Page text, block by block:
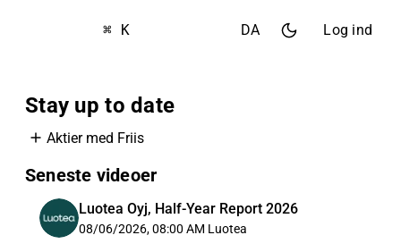
⌘ K DA Log ind
Stay up to date
Aktier med Friis
Seneste videoer
Luotea Oyj, Half-Year Report 2026
08/06/2026, 08:00 AM Luotea